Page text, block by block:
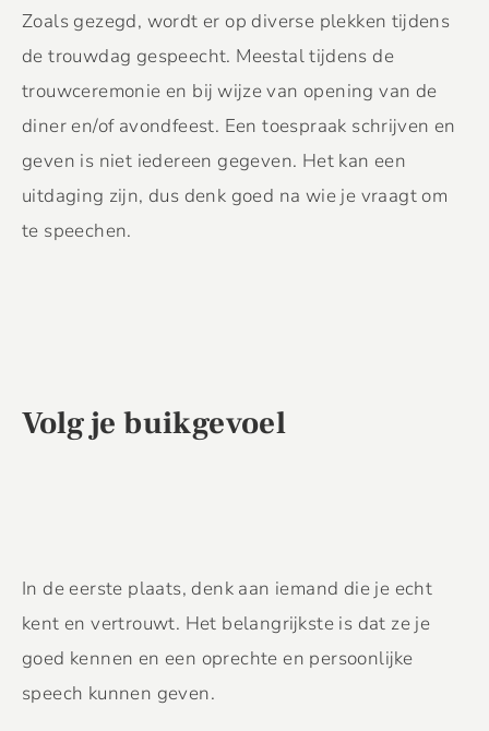
Zoals gezegd, wordt er op diverse plekken tijdens
de trouwdag gespeecht. Meestal tijdens de
trouwceremonie en bij wijze van opening van de
diner en/of avondfeest. Een toespraak schrijven en
geven is niet iedereen gegeven. Het kan een
uitdaging zijn, dus denk goed na wie je vraagt om
te speechen.
Volg je buikgevoel
In de eerste plaats, denk aan iemand die je echt
kent en vertrouwt. Het belangrijkste is dat ze je
goed kennen en een oprechte en persoonlijke
speech kunnen geven.